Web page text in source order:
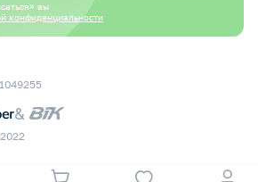
вы
конфиденциальности
&